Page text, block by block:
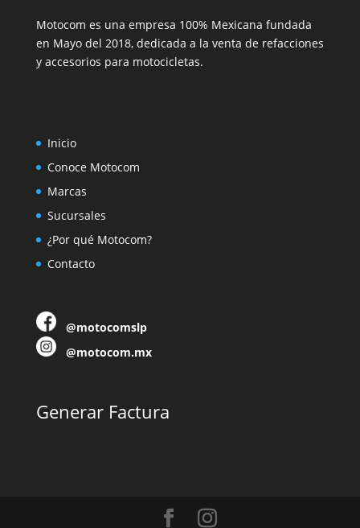
Motocom es una empresa 100% Mexicana fundada
en Mayo del 2018, dedicada a la venta de refacciones
y accesorios para motocicletas.
Inicio
Conoce Motocom
Marcas
Sucursales
¿Por qué Motocom?
Contacto
@motocomslp
@motocom.mx
Generar Factura